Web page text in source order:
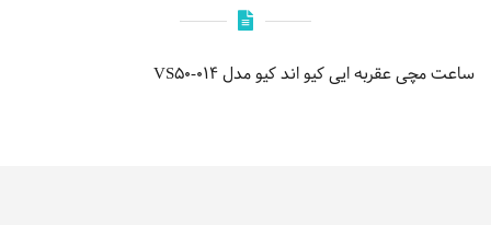
ساعت مچی عقربه ایی کیو اند کیو مدل VS50-014